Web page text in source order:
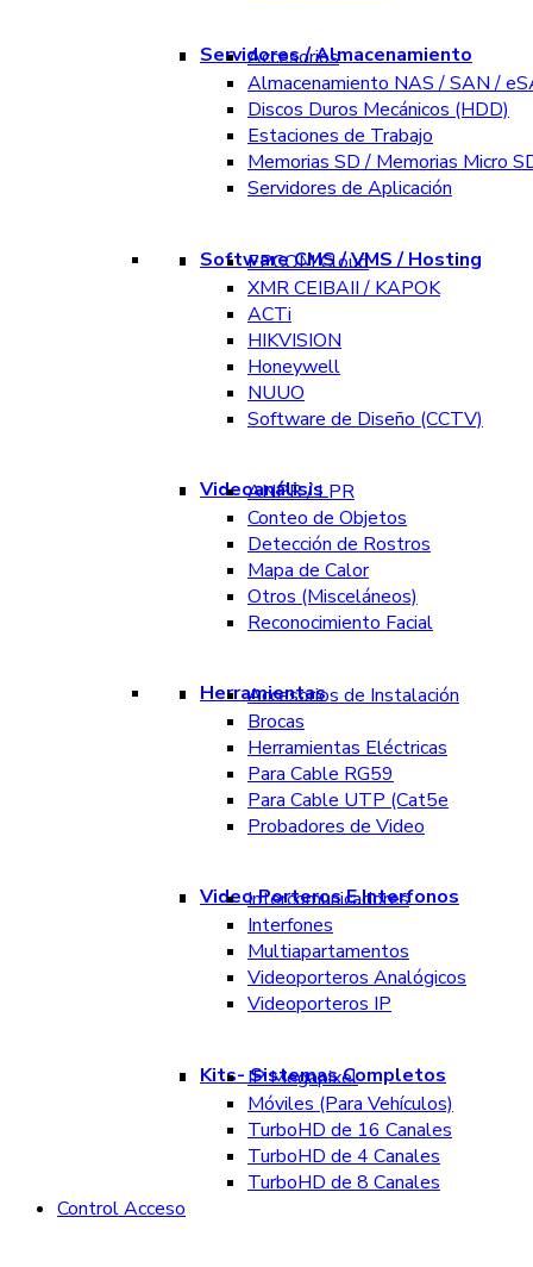
Servidores / Almacenamiento
Accesorios
Almacenamiento NAS / SAN /
Discos Duros Mecánicos (HDD)
Estaciones de Trabajo
Memorias SD / Memorias Micro
Servidores de Aplicación
Software CMS / VMS / Hosting
EPCOM Cloud
XMR CEIBAII / KAPOK
ACTi
HIKVISION
Honeywell
NUUO
Software de Diseño (CCTV)
Videoanálisis
ANPR / LPR
Conteo de Objetos
Detección de Rostros
Mapa de Calor
Otros (Misceláneos)
Reconocimiento Facial
Herramientas
Accesorios de Instalación
Brocas
Herramientas Eléctricas
Para Cable RG59
Para Cable UTP (Cat5e
Probadores de Video
Video Porteros E Interfonos
Intercomunicadores
Interfones
Multiapartamentos
Videoporteros Analógicos
Videoporteros IP
Kits- Sistemas Completos
IP Megapixel
Móviles (Para Vehículos)
TurboHD de 16 Canales
TurboHD de 4 Canales
TurboHD de 8 Canales
Control Acceso